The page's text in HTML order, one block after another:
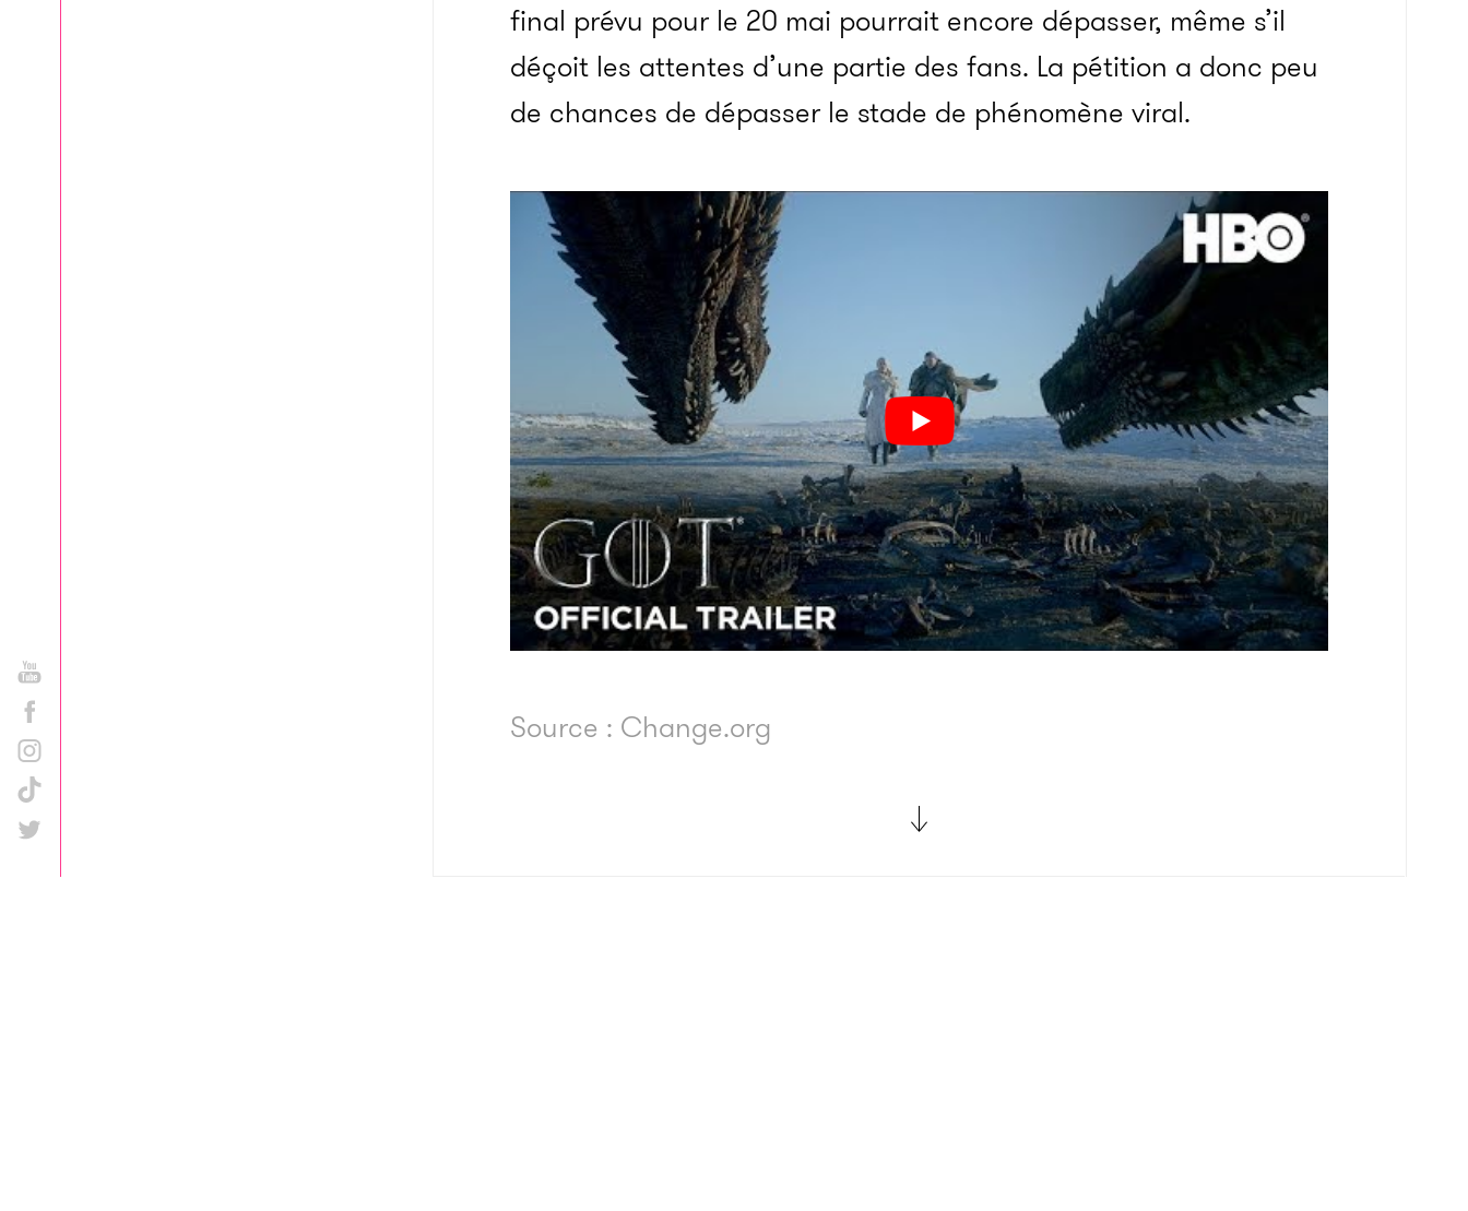
final prévu pour le 20 mai pourrait encore dépasser, même s’il
déçoit les attentes d’une partie des fans. La pétition a donc peu
de chances de dépasser le stade de phénomène viral.
Source : Change.org